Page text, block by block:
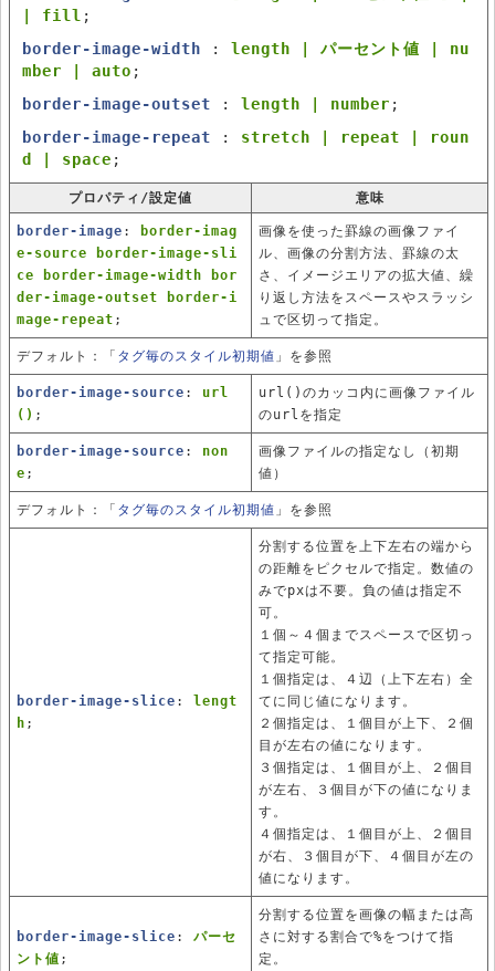
| fill ;
border-image-width : length | パーセント値 | nu
mber | auto ;
border-image-outset : length | number ;
border-image-repeat : stretch | repeat | roun
d | space ;
プロパティ/設定値 意味
border-image :
border-imag
e-source border-image-sli
ce border-image-width bor
der-image-outset border-i
mage-repeat ;
画像を使った罫線の画像ファイ
ル、画像の分割方法、罫線の太
さ、イメージエリアの拡大値、繰
り返し方法をスペースやスラッシ
ュで区切って指定。
デフォルト：「 タグ毎のスタイル初期値 」を参照
border-image-source : url
() ;
url()のカッコ内に画像ファイル
のurlを指定
border-image-source : non
e ;
画像ファイルの指定なし（初期
値）
デフォルト：「 タグ毎のスタイル初期値 」を参照
border-image-slice :
lengt
h ;
分割する位置を上下左右の端から
の距離をピクセルで指定。数値の
みでpxは不要。負の値は指定不
可。
１個～４個までスペースで区切っ
て指定可能。
１個指定は、４辺（上下左右）全
てに同じ値になります。
２個指定は、１個目が上下、２個
目が左右の値になります。
３個指定は、１個目が上、２個目
が左右、３個目が下の値になりま
す。
４個指定は、１個目が上、２個目
が右、３個目が下、４個目が左の
値になります。
border-image-slice : パーセ
ント値 ;
分割する位置を画像の幅または高
さに対する割合で%をつけて指
定。